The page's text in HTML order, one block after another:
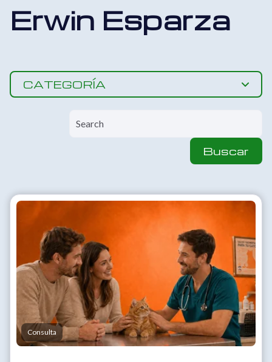
Erwin Esparza
CATEGORÍA
Buscar
Consulta